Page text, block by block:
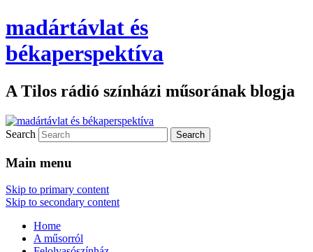
madártávlat és
békaperspektíva
A Tilos rádió színházi műsorának blogja
Search
Main menu
Skip to primary content
Skip to secondary content
Home
A műsorról